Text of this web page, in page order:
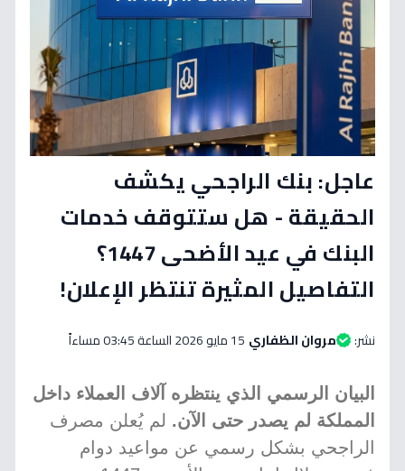
عاجل: بنك الراجحي يكشف
الحقيقة - هل ستتوقف خدمات
البنك في عيد الأضحى 1447؟
التفاصيل المثيرة تنتظر الإعلان!
نشر: مروان الظفاري 15 مايو 2026 الساعة 03:45 مساءاً
البيان الرسمي الذي ينتظره آلاف العملاء داخل
المملكة لم يصدر حتى الآن. لم يُعلن مصرف
الراجحي بشكل رسمي عن مواعيد دوام